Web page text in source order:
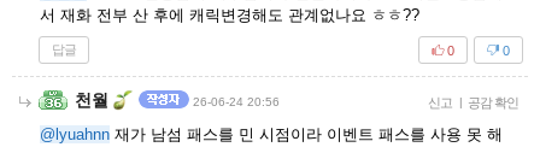
서 재화 전부 산 후에 캐릭변경해도 관계없나요 ㅎㅎ??
답글 0
0
천월 26-06-24 20:56 신고 | 공감 확인
@lyuahnn 재가 남섬 패스를 민 시점이라 이벤트 패스를 사용 못 해